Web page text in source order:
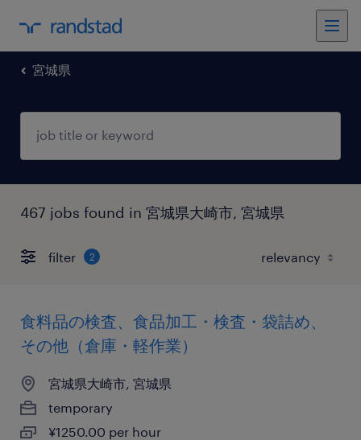
宮城県
467 jobs found in 宮城県大崎市, 宮城県
filter 2
食料品の検査、食品加工・検査・袋詰め、
その他（倉庫・軽作業）
宮城県大崎市, 宮城県
temporary
¥1250.00 per hour